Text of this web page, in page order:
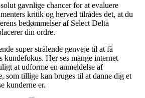
gavnlige chancer for at evaluere
kritik og herved tilrådes det, at du
bedømmelser af Select Delta
din ordre.
super strålende genveje til at få
Her ses mange internet
at udforme en anmeldelse af
som tillige kan bruges til at danne dig et
kunderne er.